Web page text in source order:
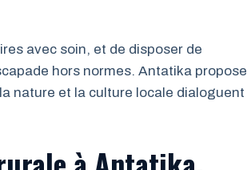
avec soin, et de disposer de
hors normes. Antatika propose
nature et la culture locale dialoguent